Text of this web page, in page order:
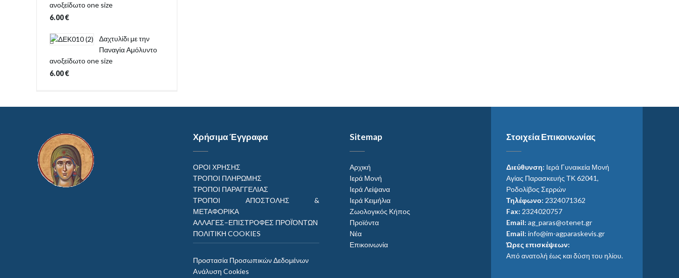
ανοξείδωτο one size
6.00€
Δαχτυλίδι με την
Παναγία Αμόλυντο
ανοξείδωτο one size
6.00€
Χρήσιμα Έγγραφα
ΟΡΟΙ ΧΡΗΣΗΣ
ΤΡΟΠΟΙ ΠΛΗΡΩΜΗΣ
ΤΡΟΠΟΙ ΠΑΡΑΓΓΕΛΙΑΣ
ΤΡΟΠΟΙ ΑΠΟΣΤΟΛΗΣ &
ΜΕΤΑΦΟΡΙΚΑ
ΑΛΛΑΓΕΣ–ΕΠΙΣΤΡΟΦΕΣ ΠΡΟΪΌΝΤΩΝ
ΠΟΛΙΤΙΚΗ COOKIES
Προστασία Προσωπικών Δεδομένων
Aνάλυση Cookies
Sitemap
Αρχική
Ιερά Μονή
Ιερά Λείψανα
Ιερά Κειμήλια
Ζωολογικός Κήπος
Προϊόντα
Νέα
Επικοινωνία
Στοιχεία Επικοινωνίας
Διεύθυνση: Ιερά Γυναικεία Μονή
Αγίας Παρασκευής ΤΚ 62041,
Ροδολίβος Σερρών
Τηλέφωνο: 2324071362
Fax: 2324020757
Email: ag_paras@otenet.gr
Email: info@im-agparaskevis.gr
Ώρες επισκέψεων:
Από ανατολή έως και δύση του ηλίου.